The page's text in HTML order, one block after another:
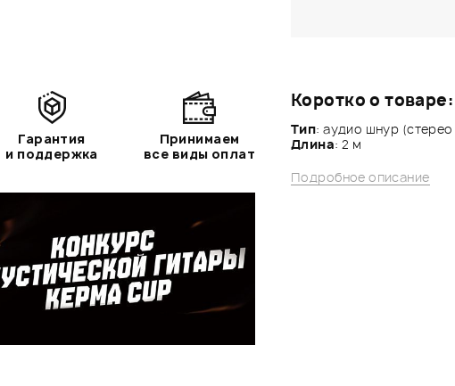
Коротко о товаре:
Тип: аудио шнур (стерео
Длина: 2 м
Подробное описание
Гарантия
и поддержка
Принимаем
все виды оплат